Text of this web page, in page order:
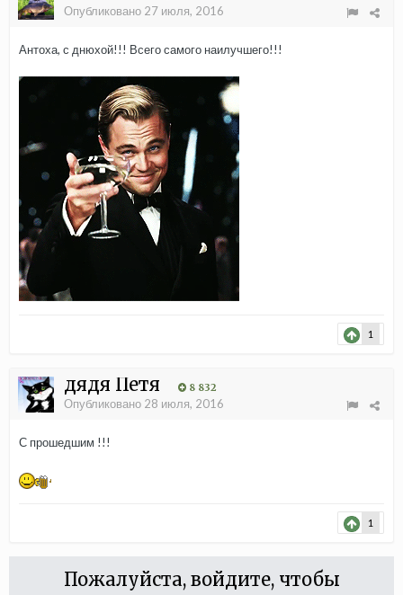
Опубликовано 27 июля, 2016
Антоха, с днюхой!!! Всего самого наилучшего!!!
1
дядя Петя 8 832
Опубликовано 28 июля, 2016
С прошедшим !!!
1
Пожалуйста, войдите, чтобы